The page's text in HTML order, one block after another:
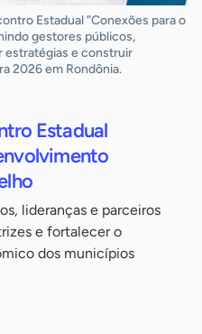
Estadual ”Conexões para o
gestores públicos,
estratégias e construir
2026 em Rondônia.
Estadual
lideranças e parceiros
e fortalecer o
dos municípios